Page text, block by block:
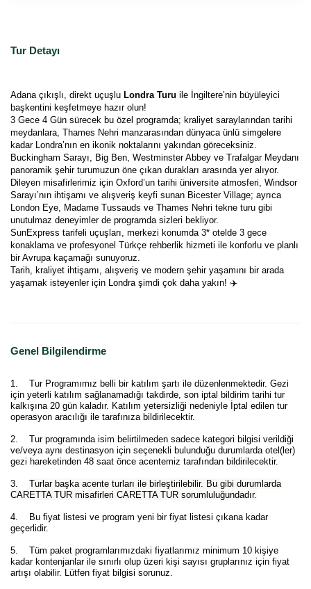
Tur Detayı
Adana çıkışlı, direkt uçuşlu Londra Turu ile İngiltere’nin büyüleyici
başkentini keşfetmeye hazır olun!
3 Gece 4 Gün sürecek bu özel programda; kraliyet saraylarından tarihi
meydanlara, Thames Nehri manzarasından dünyaca ünlü simgelere
kadar Londra’nın en ikonik noktalarını yakından göreceksiniz.
Buckingham Sarayı, Big Ben, Westminster Abbey ve Trafalgar Meydanı
panoramik şehir turumuzun öne çıkan durakları arasında yer alıyor.
Dileyen misafirlerimiz için Oxford’un tarihi üniversite atmosferi, Windsor
Sarayı’nın ihtişamı ve alışveriş keyfi sunan Bicester Village; ayrıca
London Eye, Madame Tussauds ve Thames Nehri tekne turu gibi
unutulmaz deneyimler de programda sizleri bekliyor.
SunExpress tarifeli uçuşları, merkezi konumda 3* otelde 3 gece
konaklama ve profesyonel Türkçe rehberlik hizmeti ile konforlu ve planlı
bir Avrupa kaçamağı sunuyoruz.
Tarih, kraliyet ihtişamı, alışveriş ve modern şehir yaşamını bir arada
yaşamak isteyenler için Londra şimdi çok daha yakın! ✈️
Genel Bilgilendirme
1. Tur Programımız belli bir katılım şartı ile düzenlenmektedir. Gezi
için yeterli katılım sağlanamadığı takdirde, son iptal bildirim tarihi tur
kalkışına 20 gün kaladır. Katılım yetersizliği nedeniyle İptal edilen tur
operasyon aracılığı ile tarafınıza bildirilecektir.
2. Tur programında isim belirtilmeden sadece kategori bilgisi verildiği
ve/veya aynı destinasyon için seçenekli bulunduğu durumlarda otel(ler)
gezi hareketinden 48 saat önce acentemiz tarafından bildirilecektir.
3. Turlar başka acente turları ile birleştirilebilir. Bu gibi durumlarda
CARETTA TUR misafirleri CARETTA TUR sorumluluğundadır.
4. Bu fiyat listesi ve program yeni bir fiyat listesi çıkana kadar
geçerlidir.
5. Tüm paket programlarımızdaki fiyatlarımız minimum 10 kişiye
kadar kontenjanlar ile sınırlı olup üzeri kişi sayısı gruplarınız için fiyat
artışı olabilir. Lütfen fiyat bilgisi sorunuz.